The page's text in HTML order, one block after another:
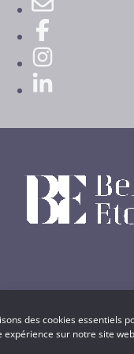
des cookies essentiels
expérience sur notre site